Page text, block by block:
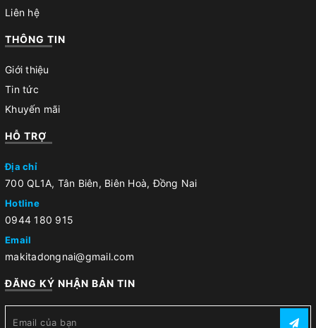
Liên hệ
THÔNG TIN
Giới thiệu
Tin tức
Khuyến mãi
HỖ TRỢ
Địa chỉ
700 QL1A, Tân Biên, Biên Hoà, Đồng Nai
Hotline
0944 180 915
Email
makitadongnai@gmail.com
ĐĂNG KÝ NHẬN BẢN TIN